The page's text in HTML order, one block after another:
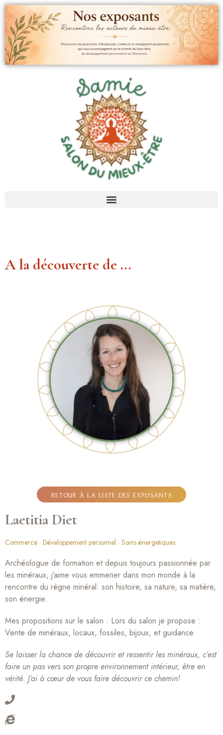
A la découverte de ...
RETOUR À LA LISTE DES EXPOSANTS
Laetitia Diet
Commerce Développement personnel Soins énergetiques
Archéologue de formation et depuis toujours passionnée par
les minéraux, j’aime vous emmener dans mon monde à la
rencontre du règne minéral: son histoire, sa nature, sa matière,
son énergie.
Mes propositions sur le salon : Lors du salon je propose :
Vente de minéraux, locaux, fossiles, bijoux, et guidance
Se laisser la chance de découvrir et ressentir les minéraux, c’est
faire un pas vers son propre environnement intérieur, être en
vérité. J’ai à cœur de vous faire découvrir ce chemin!